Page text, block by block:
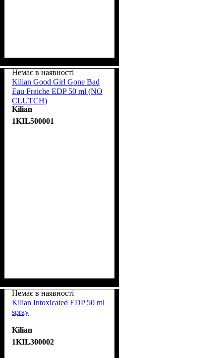
Немає в наявності
Kilian Good Girl Gone Bad
Eau Fraiche EDP 50 ml (NO
CLUTCH)
Kilian
1KIL500001
Немає в наявності
Kilian Intoxicated EDP 50 ml
spray
Kilian
1KIL300002